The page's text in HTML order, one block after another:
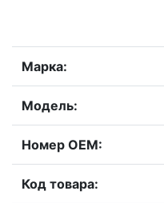
Марка:
Модель:
Номер OEM:
Код товара: